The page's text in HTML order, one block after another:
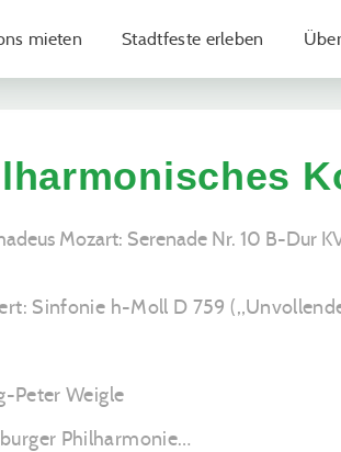
mieten Stadtfeste erleben
Mozart: Serenade Nr. 10 B-Dur
Sinfonie h-Moll D 759
Peter Weigle
Philharmonie…